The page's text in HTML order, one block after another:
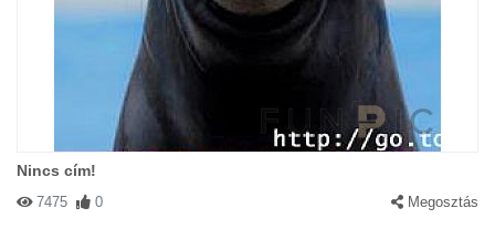
Nincs cím!
7475 0 Megosztás